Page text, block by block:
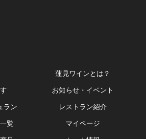
蓮見ワインとは？
お知らせ・イベント
ラン レストラン紹介
覧 マイページ